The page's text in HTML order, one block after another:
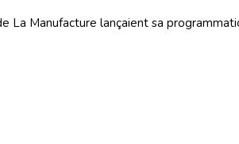
La Manufacture lançaient sa